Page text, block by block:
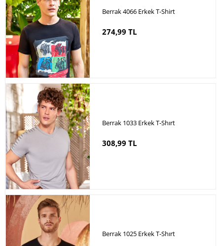
Berrak 4066 Erkek T-Shirt
274,99 TL
Berrak 1033 Erkek T-Shırt
308,99 TL
Berrak 1025 Erkek T-Shırt